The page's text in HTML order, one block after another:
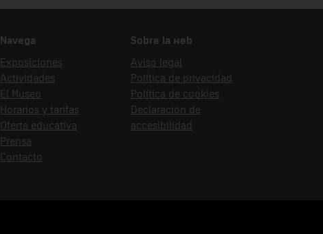
Navega
Exposiciones
Actividades
El Museo
Horarios y tarifas
Oferta educativa
Prensa
Contacto
Sobre la web
Aviso legal
Política de privacidad
Política de cookies
Declaración de
accesibilidad